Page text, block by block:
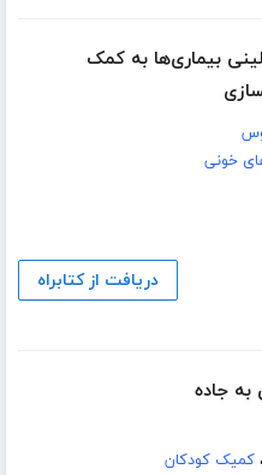
بیماری‌ها به کمک
خونی
دریافت از کتابراه
،کمیک کودکان